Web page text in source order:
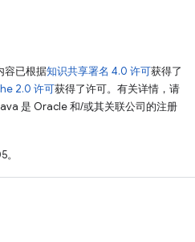
容已根据知识共享署名 4.0 许可获得了
2.0 许可获得了许可。有关详情，请
是 Oracle 和/或其关联公司的注册